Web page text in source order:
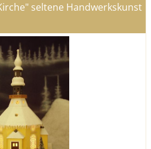
seltene Handwerkskunst